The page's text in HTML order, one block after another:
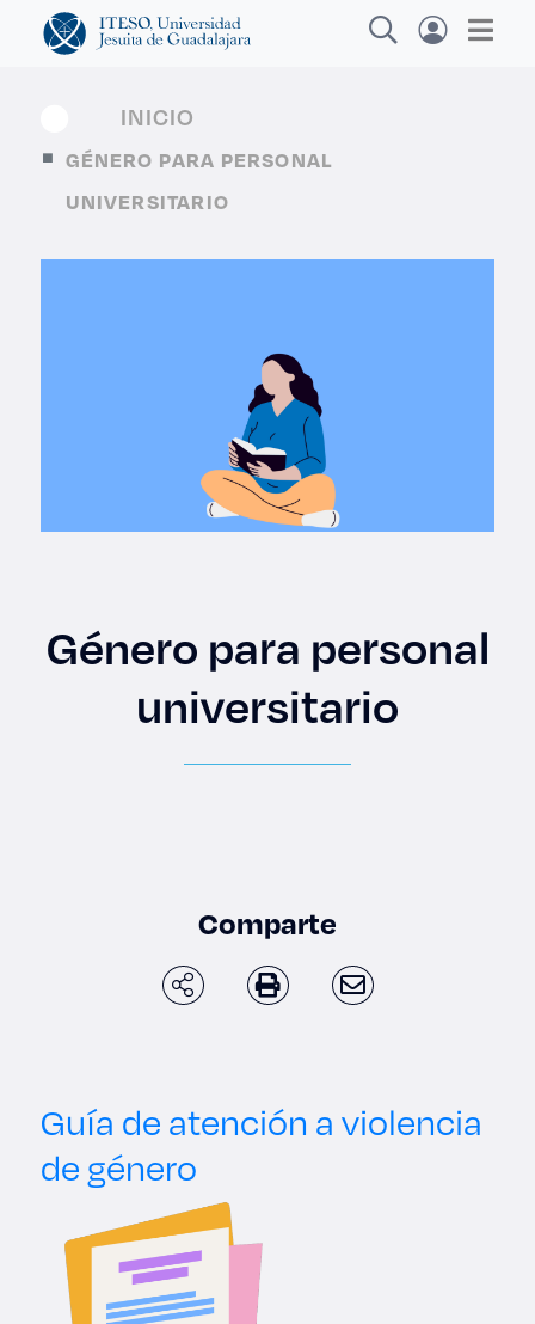
Explora sitios web, programas académicos,
actividades y noticias
Enlaces de interés
Lo más buscado
Prepa ITESO
Sustentabilidad
INICIO
GÉNERO PARA PERSONAL
UNIVERSITARIO
Género para personal
universitario
Comparte
Guía de atención a violencia
de género